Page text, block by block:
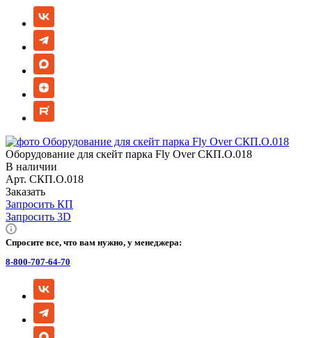
Оборудование для скейт парка Fly Over СКП.О.018
В наличии
Арт. СКП.О.018
Заказать
Запросить КП
Запросить 3D
Спросите все, что вам нужно, у менеджера:
8-800-707-64-70